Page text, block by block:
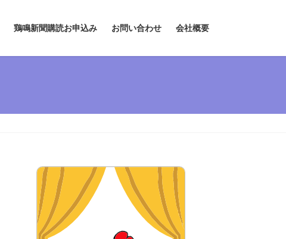
鶏鳴新聞購読お申込み お問い合わせ 会社概要